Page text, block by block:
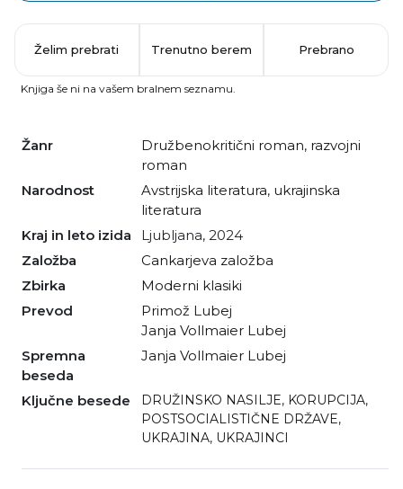
Žanr družbenokritični roman, razvojni
roman
Narodnost
avstrijska literatura, ukrajinska
literatura
Kraj in leto izida
Ljubljana, 2024
Založba
Cankarjeva založba
Zbirka
Moderni klasiki
Prevod
Primož Lubej
Janja Vollmaier Lubej
Spremna
beseda
Janja Vollmaier Lubej
Ključne besede DRUŽINSKO NASILJE, KORUPCIJA,
POSTSOCIALISTIČNE DRŽAVE,
UKRAJINA, UKRAJINCI
Želim prebrati Trenutno berem Prebrano
Knjiga še ni na vašem bralnem seznamu.